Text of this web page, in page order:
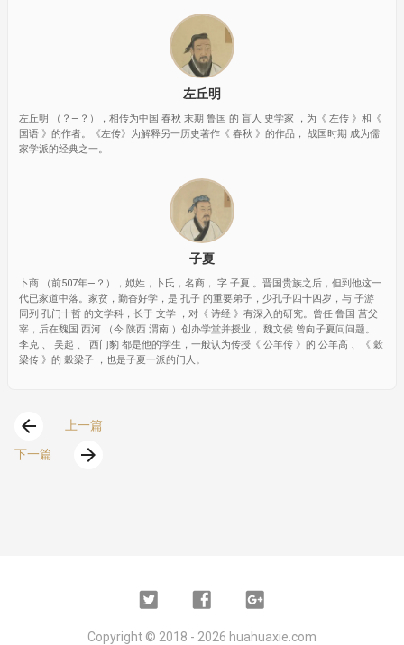
左丘明
左丘明 （？—？），相传为中国 春秋 末期 鲁国 的 盲人 史学家 ，为《 左传 》和《
国语 》的作者。《左传》为解释另一历史著作《 春秋 》的作品， 战国时期 成为儒
家学派的经典之一。
子夏
卜商 （前507年—？），姒姓，卜氏，名商， 字 子夏 。晋国贵族之后，但到他这一
代已家道中落。家贫，勤奋好学，是 孔子 的重要弟子，少孔子四十四岁，与 子游
同列 孔门十哲 的文学科，长于 文学 ，对《 诗经 》有深入的研究。曾任 鲁国 莒父
宰，后在魏国 西河 （今 陕西 渭南 ）创办学堂并授业， 魏文侯 曾向子夏问问题。
李克 、 吴起 、 西门豹 都是他的学生，一般认为传授《 公羊传 》的 公羊高 、《 穀
梁传 》的 穀梁子 ，也是子夏一派的门人。
arrow_back
上一篇
下一篇
arrow_forward
Twitter FacebookGoogle
Copyright © 2018 - 2026 huahuaxie.com